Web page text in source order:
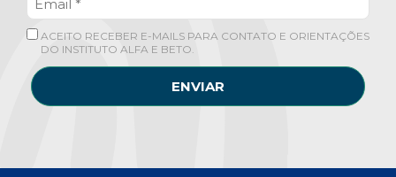
ACEITO RECEBER E-MAILS PARA CONTATO E ORIENTAÇÕES
DO INSTITUTO ALFA E BETO.
ENVIAR